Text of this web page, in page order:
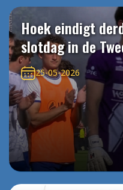
Hoek eindigt
slotdag in de
25-05-2026